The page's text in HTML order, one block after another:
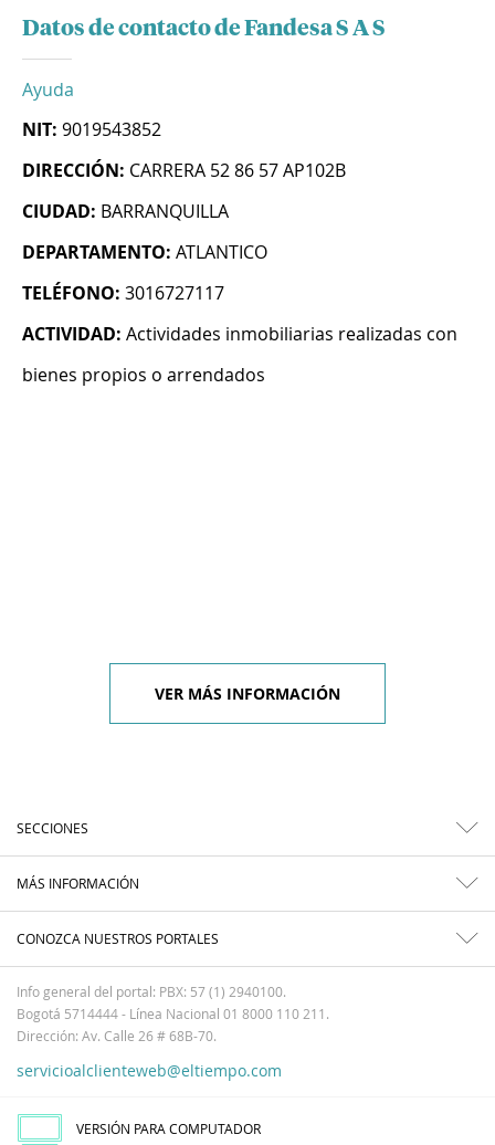
Datos de contacto de Fandesa S A S
Ayuda
NIT: 9019543852
DIRECCIÓN: CARRERA 52 86 57 AP102B
CIUDAD: BARRANQUILLA
DEPARTAMENTO: ATLANTICO
TELÉFONO: 3016727117
ACTIVIDAD: Actividades inmobiliarias realizadas con
bienes propios o arrendados
VER MÁS INFORMACIÓN
SECCIONES
MÁS INFORMACIÓN
CONOZCA NUESTROS PORTALES
Info general del portal: PBX: 57 (1) 2940100.
Bogotá 5714444 - Línea Nacional 01 8000 110 211.
Dirección: Av. Calle 26 # 68B-70.
servicioalclienteweb@eltiempo.com
VERSIÓN PARA COMPUTADOR